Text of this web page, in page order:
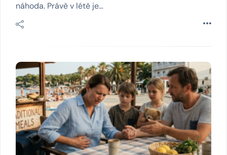
náhoda. Právě v létě je…